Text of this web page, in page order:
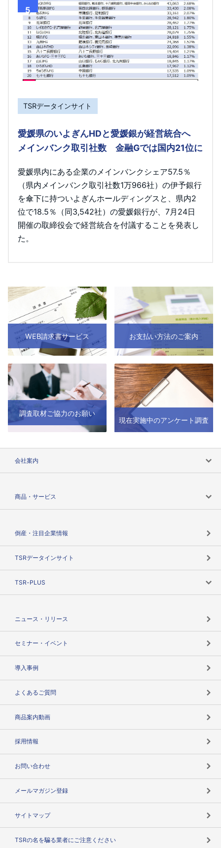
5
TSRデータインサイト
愛媛県のいよぎんHDと愛媛銀が経営統合へ
メインバンク取引社数 金融Gでは国内21位に
愛媛県内にある企業のメインバンクシェア57.5％
（県内メインバンク取引社数1万966社）の伊予銀行
を傘下に持ついよぎんホールディングスと、県内2
位で18.5％（同3,542社）の愛媛銀行が、7月24日
開催の取締役会で経営統合を付議することを発表し
た。
WEB請求書サービス お支払い方法のご案内
調査取材ご協力のお願い
現在実施中のアンケート調査
会社案内
商品・サービス
倒産・注目企業情報
TSRデータインサイト
TSR-PLUS
ニュース・リリース
セミナー・イベント
導入事例
よくあるご質問
商品案内動画
採用情報
お問い合わせ
メールマガジン登録
サイトマップ
TSRの名を騙る業者にご注意ください